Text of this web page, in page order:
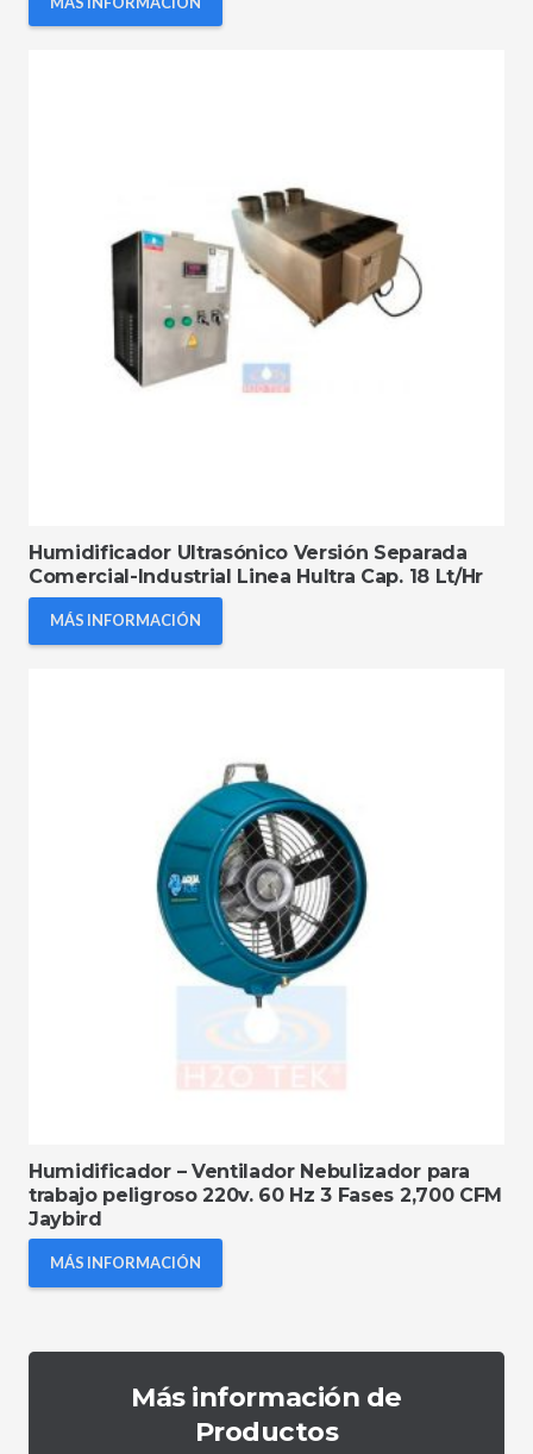
Humidificador Ultrasónico Versión Separada
Comercial-Industrial Linea Hultra Cap. 18 Lt/Hr
MÁS INFORMACIÓN
Humidificador – Ventilador Nebulizador para
trabajo peligroso 220v. 60 Hz 3 Fases 2,700 CFM
Jaybird
MÁS INFORMACIÓN
Más información de
Productos